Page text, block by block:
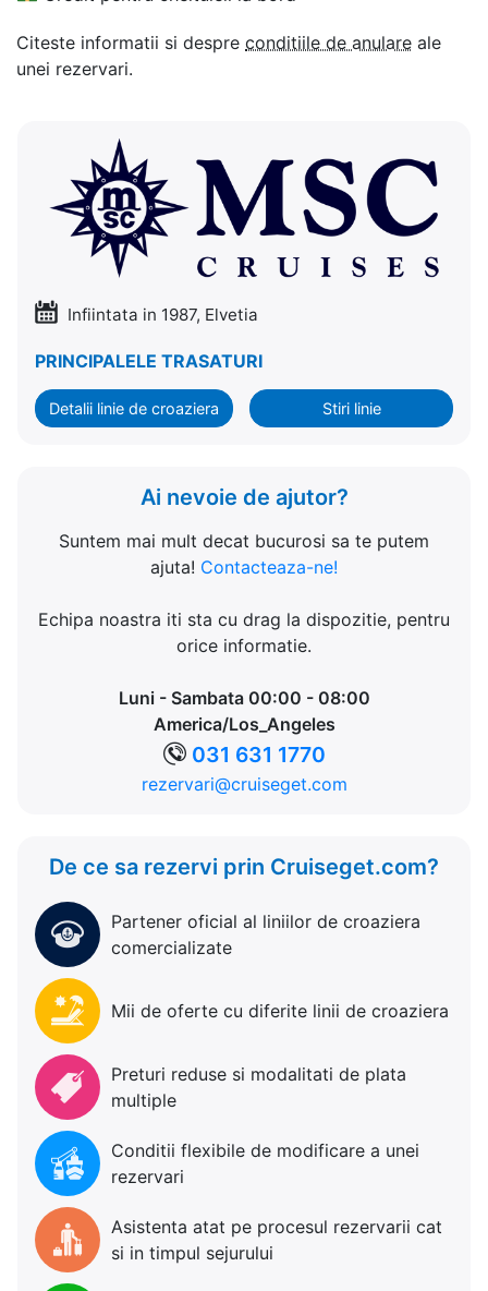
Citeste informatii si despre conditiile de anulare ale
unei rezervari.
Infiintata in 1987, Elvetia
PRINCIPALELE TRASATURI
Detalii linie de croaziera Stiri linie
Ai nevoie de ajutor?
Suntem mai mult decat bucurosi sa te putem
ajuta! Contacteaza-ne!
Echipa noastra iti sta cu drag la dispozitie, pentru
orice informatie.
Luni - Sambata 00:00 - 08:00
America/Los_Angeles
031 631 1770
rezervari@cruiseget.com
De ce sa rezervi prin Cruiseget.com?
Partener oficial al liniilor de croaziera
comercializate
Mii de oferte cu diferite linii de croaziera
Preturi reduse si modalitati de plata
multiple
Conditii flexibile de modificare a unei
rezervari
Asistenta atat pe procesul rezervarii cat
si in timpul sejurului